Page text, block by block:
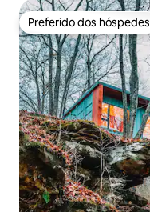
Preferido dos hóspedes
Preferido dos hóspedes